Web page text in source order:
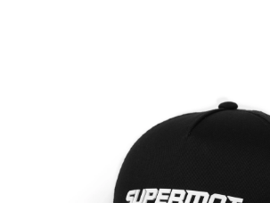
ACCESSOIRES